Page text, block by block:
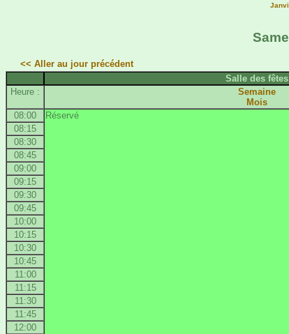
<< Aller au jour précédent
Salle des fêtes
Heure :
Semaine
Mois
08:00 Réservé
08:15
08:30
08:45
09:00
09:15
09:30
09:45
10:00
10:15
10:30
10:45
11:00
11:15
11:30
11:45
12:00